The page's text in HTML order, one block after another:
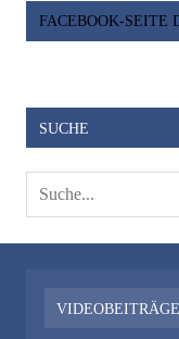
FACEBOOK-SEITE
SUCHE
VIDEOBEITRÄGE